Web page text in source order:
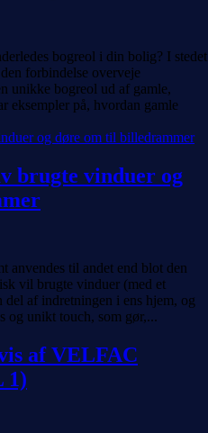
bogreol i din bolig? I stedet
forbindelse overveje
unikke bogreol ud af gamle,
eksempler på, hvordan gamle
brugte vinduer og
anvendes til andet end blot den
vil brugte vinduer (med et
del af indretningen i ens hjem, og
og unikt touch, som gør,...
af VELFAC
1)